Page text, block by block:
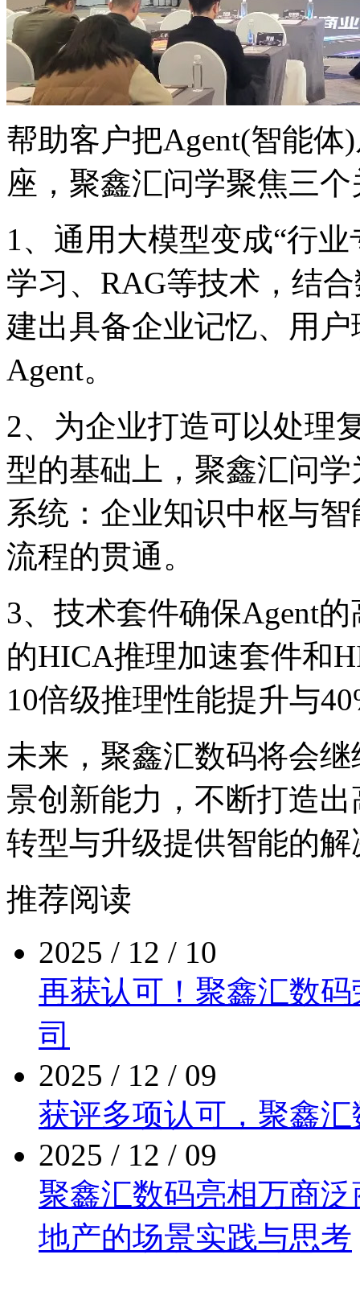
帮助客户把Agent(智能
座，聚鑫汇问学聚焦三个
1、通用大模型变成“
学习、RAG等技术，结
建出具备企业记忆、
Agent。
2、为企业打造可以处
型的基础上，聚鑫汇
系统：企业知识中枢与
流程的贯通。
3、技术套件确保
的HICA推理加速套件和
10倍级推理性能提升与
未来，聚鑫汇数码将
景创新能力，不断打造
转型与升级提供智能的
推荐阅读
2025 / 12 / 10
再获认可！聚鑫汇
司
2025 / 12 / 09
获评多项认可，聚
2025 / 12 / 09
聚鑫汇数码亮相万商泛
地产的场景实践与思考